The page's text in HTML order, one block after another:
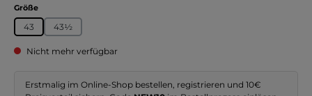
Größeauswählen
43 43½
Nicht mehr verfügbar
Erstmalig im Online-Shop bestellen, registrieren und 10€